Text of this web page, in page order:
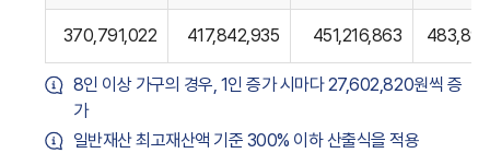
소아
암환자
지원
대상자
선정
370,791,022 417,842,935 451,216,863
8인 이상 가구의 경우, 1인 증가 시마다 27,602,820원씩 증
가
일반재산 최고재산액 기준 300% 이하 산출식을 적용